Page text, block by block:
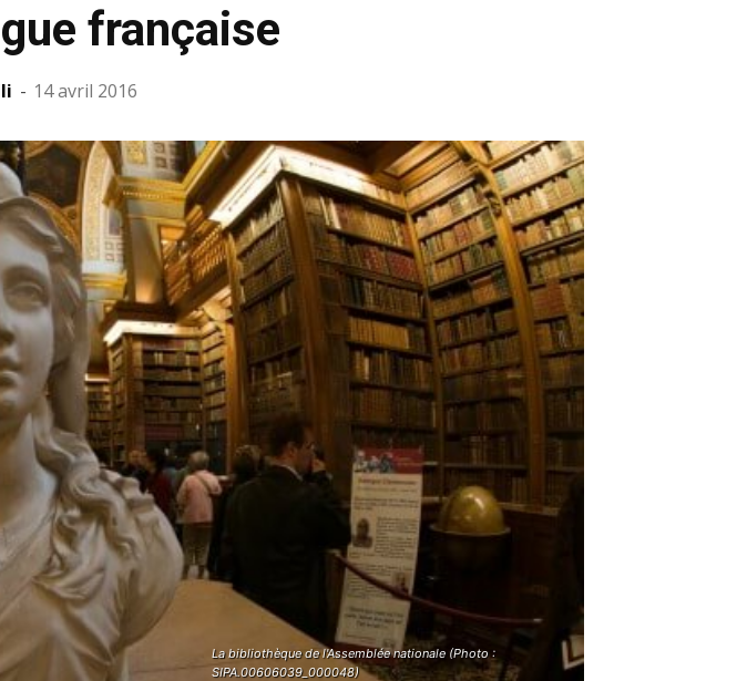
française
- 14 avril 2016
La bibliothèque de l'Assemblée nationale (Photo :
SIPA.00606039_000048)